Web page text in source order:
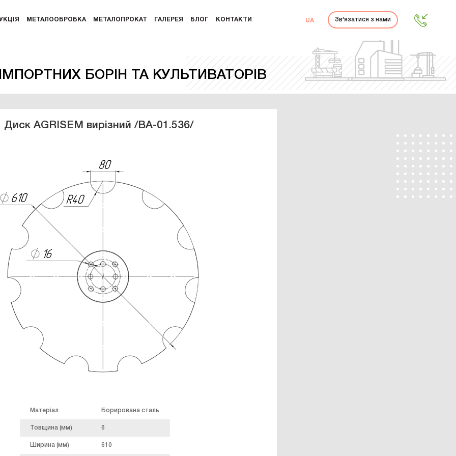
МЕТАЛООБРОБКА МЕТАЛОПРОКАТ ГАЛЕРЕЯ БЛОГ КОНТАКТИ UA Зв'язатися з нами
БОРІН ТА КУЛЬТИВАТОРІВ
Диск AGRISEM вирізний /ВА-01.536/
Матеріал Борирована сталь
Товщина (мм) 6
Ширина (мм) 610